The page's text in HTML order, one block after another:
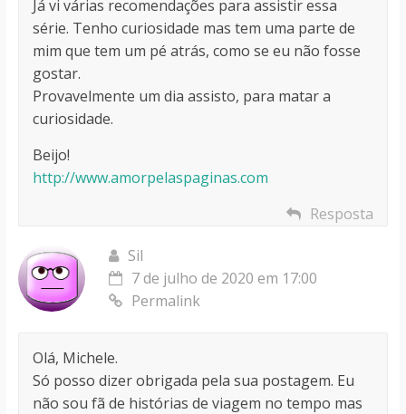
Já vi várias recomendações para assistir essa
série. Tenho curiosidade mas tem uma parte de
mim que tem um pé atrás, como se eu não fosse
gostar.
Provavelmente um dia assisto, para matar a
curiosidade.
Beijo!
http://www.amorpelaspaginas.com
Resposta
Sil
7 de julho de 2020 em 17:00
Permalink
Olá, Michele.
Só posso dizer obrigada pela sua postagem. Eu
não sou fã de histórias de viagem no tempo mas